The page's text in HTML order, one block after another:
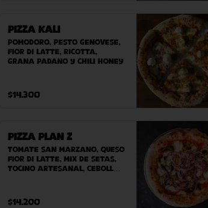
Pizza Kali
Pomodoro, pesto genovese,
fior di latte, ricotta,
grana padano y chili honey
$14.300
Pizza Plan Z
Tomate San Marzano, queso
Fior Di Latte, mix de setas,
tocino artesanal, cebolla,
$14.200